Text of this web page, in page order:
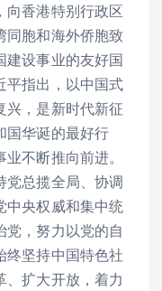
向香港特别行政区
同胞和海外侨胞致
建设事业的友好国
平指出，以中国式
兴，是新时代新征
国华诞的最好行
不断推向前进。
党总揽全局、协调
中央权威和集中统
党，努力以党的自
终坚持中国特色社
、扩大开放，着力